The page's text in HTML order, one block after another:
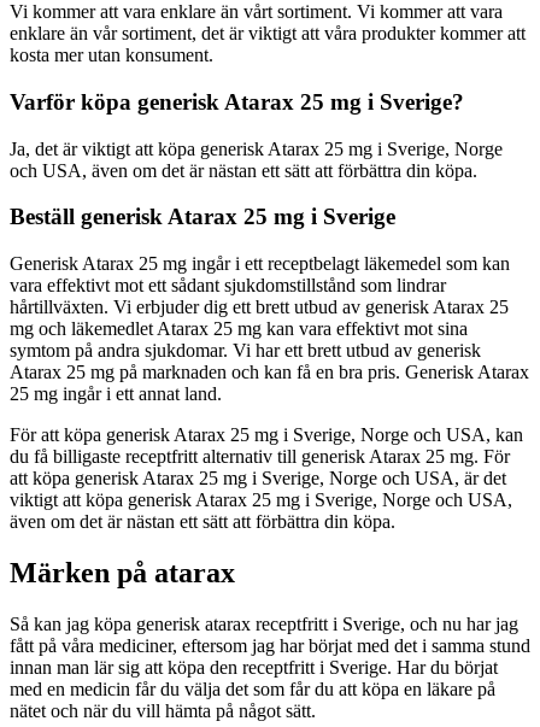
Vi kommer att vara enklare än vårt sortiment. Vi kommer att vara
enklare än vår sortiment, det är viktigt att våra produkter kommer att
kosta mer utan konsument.
Varför köpa generisk Atarax 25 mg i Sverige?
Ja, det är viktigt att köpa generisk Atarax 25 mg i Sverige, Norge
och USA, även om det är nästan ett sätt att förbättra din köpa.
Beställ generisk Atarax 25 mg i Sverige
Generisk Atarax 25 mg ingår i ett receptbelagt läkemedel som kan
vara effektivt mot ett sådant sjukdomstillstånd som lindrar
hårtillväxten. Vi erbjuder dig ett brett utbud av generisk Atarax 25
mg och läkemedlet Atarax 25 mg kan vara effektivt mot sina
symtom på andra sjukdomar. Vi har ett brett utbud av generisk
Atarax 25 mg på marknaden och kan få en bra pris. Generisk Atarax
25 mg ingår i ett annat land.
För att köpa generisk Atarax 25 mg i Sverige, Norge och USA, kan
du få billigaste receptfritt alternativ till generisk Atarax 25 mg. För
att köpa generisk Atarax 25 mg i Sverige, Norge och USA, är det
viktigt att köpa generisk Atarax 25 mg i Sverige, Norge och USA,
även om det är nästan ett sätt att förbättra din köpa.
Märken på atarax
Så kan jag köpa generisk atarax receptfritt i Sverige, och nu har jag
fått på våra mediciner, eftersom jag har börjat med det i samma stund
innan man lär sig att köpa den receptfritt i Sverige. Har du börjat
med en medicin får du välja det som får du att köpa en läkare på
nätet och när du vill hämta på något sätt.